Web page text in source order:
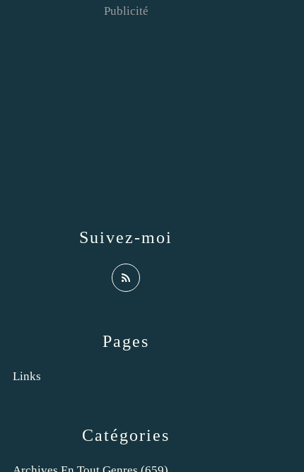
Catégories
Pages
Links
Suivez-moi
Publicité